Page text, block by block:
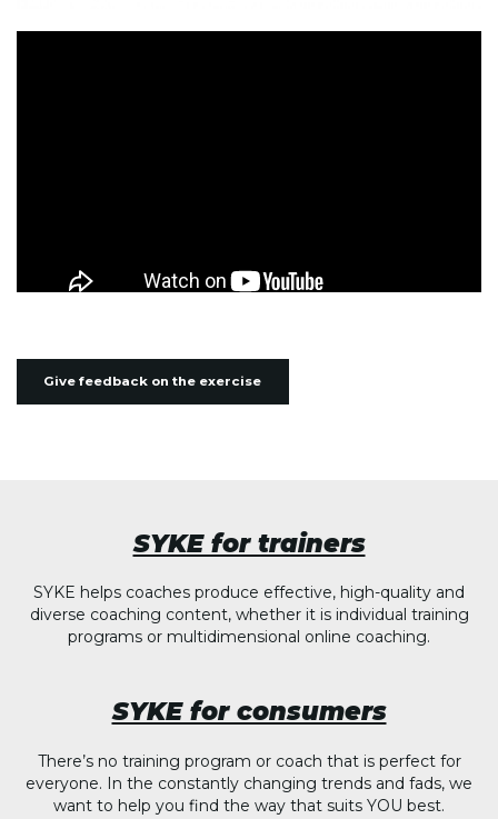
Give feedback on the exercise
SYKE for trainers
SYKE helps coaches produce effective, high-quality and
diverse coaching content, whether it is individual training
programs or multidimensional online coaching.
SYKE for consumers
There’s no training program or coach that is perfect for
everyone. In the constantly changing trends and fads, we
want to help you find the way that suits YOU best.